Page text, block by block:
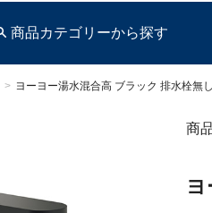
商品カテゴリーから探す
> ヨーヨー湯水混合高 ブラック 排水栓無し
商